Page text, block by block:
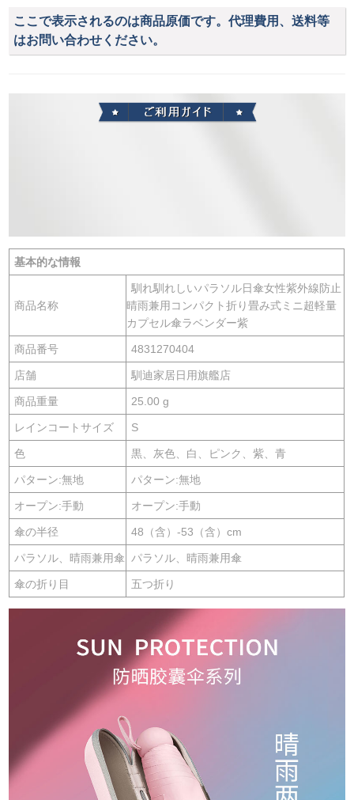
ここで表示されるのは商品原価です。代理費用、送料等
はお問い合わせください。
基本的な情報
商品名称
馴れ馴れしいパラソル日傘女性紫外線防止
晴雨兼用コンパクト折り畳み式ミニ超軽量
カプセル傘ラベンダー紫
商品番号 4831270404
店舗 馴迪家居日用旗艦店
商品重量 25.00 g
レインコートサイズ S
色 黒、灰色、白、ピンク、紫、青
パターン:無地 パターン:無地
オープン:手動 オープン:手動
傘の半径 48（含）-53（含）cm
パラソル、晴雨兼用傘 パラソル、晴雨兼用傘
傘の折り目 五つ折り